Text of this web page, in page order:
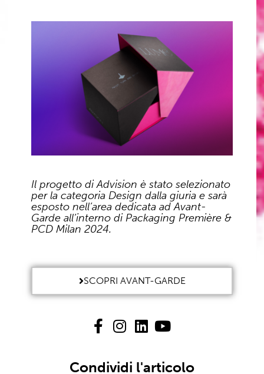
Il progetto di Advision è stato selezionato
per la categoria Design dalla giuria e sarà
esposto nell’area dedicata ad Avant-
Garde all’interno di Packaging Première &
PCD Milan 2024.
SCOPRI AVANT-GARDE
Condividi l'articolo